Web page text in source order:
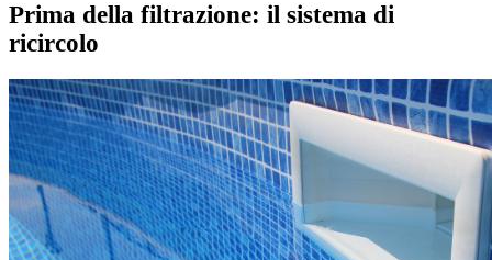
Prima della filtrazione: il sistema di
ricircolo